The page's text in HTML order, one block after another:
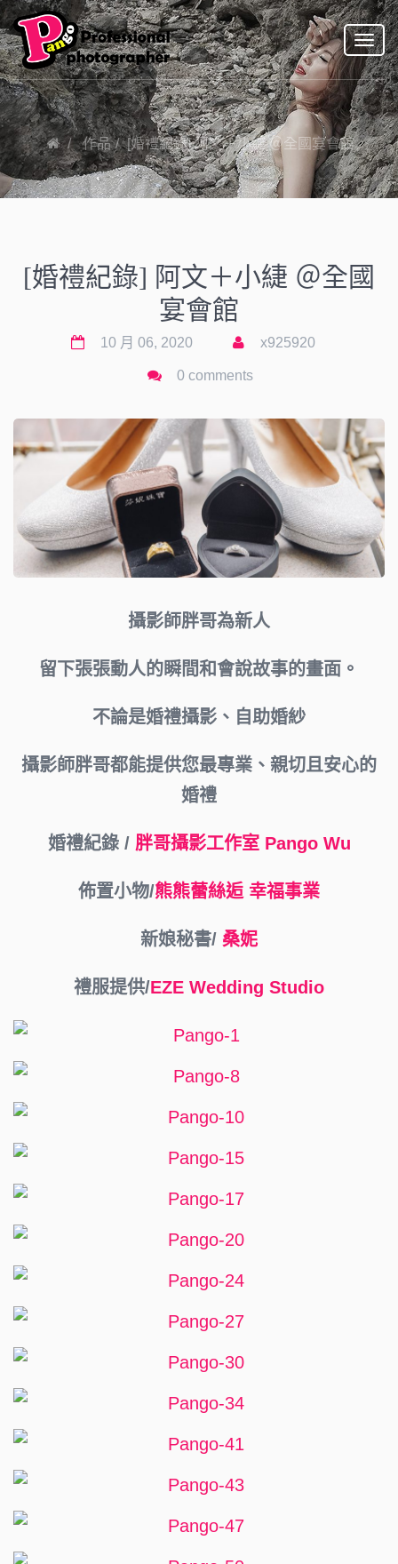
作品 [婚禮紀錄] 阿文＋小緁 ＠全國宴會館
[婚禮紀錄] 阿文＋小緁 ＠全國
宴會館
10 月 06, 2020 x925920
0 comments
攝影師胖哥為新人
留下張張動人的瞬間和會說故事的畫面。
不論是婚禮攝影、自助婚紗
攝影師胖哥都能提供您最專業、親切且安心的
婚禮
婚禮紀錄 / 胖哥攝影工作室 Pango Wu
佈置小物/熊熊蕾絲逅 幸福事業
新娘秘書/ 桑妮
禮服提供/EZE Wedding Studio